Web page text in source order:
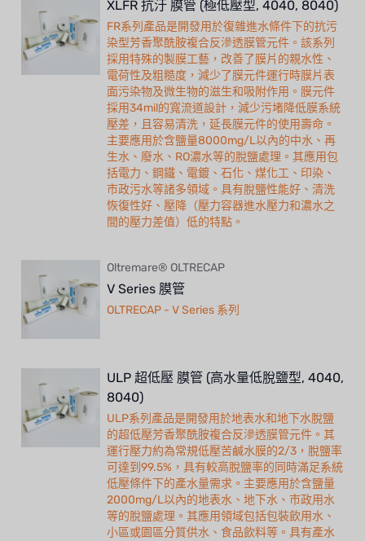
XLFR 抗汙 膜管 (極低壓型, 4040, 8040)
FR系列產品是開發用於復雜進水條件下的抗污
染型芳香聚酰胺複合反滲透膜管元件。該系列
採用特殊的製膜工藝，改善了膜片的親水性、
電荷性及粗糙度，減少了膜元件運行時膜片表
面污染物及微生物的滋生和吸附作用。膜元件
採用34mil的寬流道設計，減少污堵降低膜系統
壓差，且容易清洗，延長膜元件的使用壽命。
主要應用於含鹽量8000mg/L以內的中水、再
生水、廢水、RO濃水等的脫鹽處理。其應用包
括電力、鋼鐵、電鍍、石化、煤化工、印染、
市政污水等諸多領域。具有脫鹽性能好、清洗
恢復性好、壓降（壓力容器進水壓力和濃水之
間的壓力差值）低的特點。
Oltremare® OLTRECAP
V Series 膜管
OLTRECAP - V Series 系列
ULP 超低壓 膜管 (高水量低脫鹽型, 4040,
8040)
ULP系列產品是開發用於地表水和地下水脫鹽
的超低壓芳香聚酰胺複合反滲透膜管元件。其
運行壓力約為常規低壓苦鹹水膜的2/3，脫鹽率
可達到99.5%，具有較高脫鹽率的同時滿足系統
低壓條件下的產水量需求。主要應用於含鹽量
2000mg/L以內的地表水、地下水、市政用水
等的脫鹽處理。其應用領域包括包裝飲用水、
小區或園區分質供水、食品飲料等。具有產水